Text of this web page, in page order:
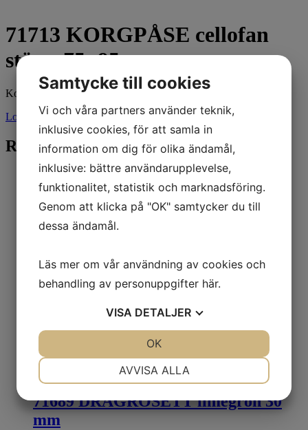
71713 KORGPÅSE cellofan
störst 75×95 cm
Korgpåse i cellofan 75×95 cm
Logga in för pris
Relaterade produkter
71689 DRAGROSETT limegrön 30
mm
Samtycke till cookies
Vi och våra partners använder teknik,
inklusive cookies, för att samla in
information om dig för olika ändamål,
inklusive: bättre användarupplevelse,
funktionalitet, statistik och marknadsföring.
Genom att klicka på "OK" samtycker du till
dessa ändamål.
Läs mer om vår användning av cookies och
behandling av personuppgifter här.
VISA DETALJER
MARKNADSFÖRING STATISTIK
AVVISA ALLA
OK